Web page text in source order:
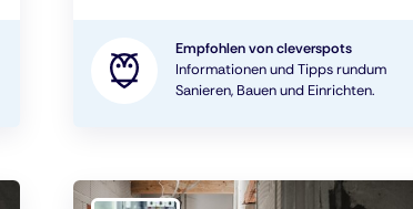
Empfohlen von cleverspots
Informationen und Tipps rundum
Sanieren, Bauen und Einrichten.